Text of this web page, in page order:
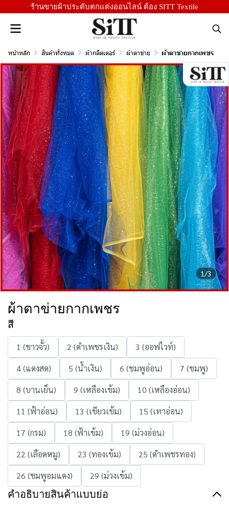
ร้านขายผ้าประดับตกแต่งออนไลน์ ต้อง SITT Textile
หน้าหลัก สินค้าทั้งหมด ผ้ากลิตเตอร์ ผ้าตาข่าย ผ้าตาข่ายกากเพชร
1/3
ผ้าตาข่ายกากเพชร
สี
1 (ขาวจั้ว) 2 (ดำเพชรเงิน)
3 (ออฟไวท์)
4 (แดงสด)
5 (น้ำเงิน) 6 (ชมพูอ่อน)
7 (ชมพู)
8 (บานเย็น)
9 (เหลืองเข้ม)
10 (เหลืองอ่อน)
11 (ฟ้าอ่อน)
13 (เขียวเข้ม)
15 (เทาอ่อน)
17 (กรม)
18 (ฟ้าเข้ม)
19 (ม่วงอ่อน)
22 (เลือดหมู)
23 (ทองเข้ม)
25 (ดำเพชรทอง)
26 (ชมพูอมแดง)
29 (ม่วงเข้ม)
คำอธิบายสินค้าแบบย่อ